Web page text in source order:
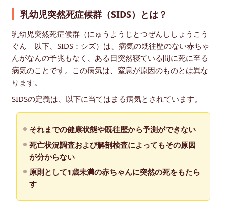
乳幼児突然死症候群（SIDS）とは？
乳幼児突然死症候群（にゅうようじとつぜんししょうこう
ぐん 以下、SIDS：シズ）は、病気の既往歴のない赤ちゃ
んがなんの予兆もなく、ある日突然寝ている間に死に至る
病気のことです。この病気は、窒息が原因のものとは異な
ります。
SIDSの定義は、以下に当てはまる病気とされています。
それまでの健康状態や既往歴から予測ができない
死亡状況調査および解剖検査によってもその原因
が分からない
原則として1歳未満の赤ちゃんに突然の死をもたら
す